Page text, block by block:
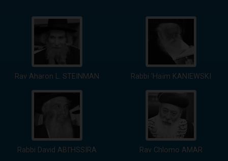
Rav Aharon L. STEINMAN Rabbi 'Haïm KANIEWSKI
Rabbi David ABI'HSSIRA Rav Chlomo AMAR